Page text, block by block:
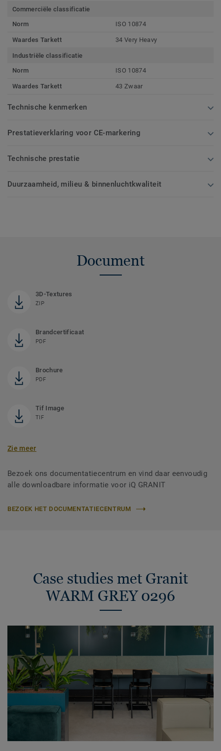
Commerciële classificatie
Norm
ISO 10874
Waardes Tarkett 34 Very Heavy
Industriële classificatie
Norm
ISO 10874
Waardes Tarkett 43 Zwaar
Technische kenmerken
Prestatieverklaring voor CE-markering
Technische prestatie
Duurzaamheid, milieu & binnenluchtkwaliteit
Document
3D-Textures
ZIP
Brandcertificaat
PDF
Brochure
PDF
Tif Image
TIF
Zie meer
Bezoek ons documentatiecentrum en vind daar eenvoudig
alle downloadbare informatie voor iQ GRANIT
BEZOEK HET DOCUMENTATIECENTRUM
Case studies met Granit
WARM GREY 0296